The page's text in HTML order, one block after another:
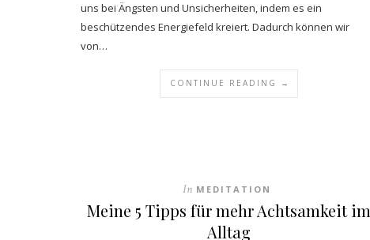
uns bei Ängsten und Unsicherheiten, indem es ein
beschützendes Energiefeld kreiert. Dadurch können wir
von…
CONTINUE READING →
In MEDITATION
Meine 5 Tipps für mehr Achtsamkeit im
Alltag